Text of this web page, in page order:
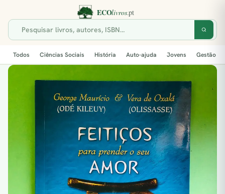
Todos Ciências Sociais História Auto-ajuda Jovens Gestão